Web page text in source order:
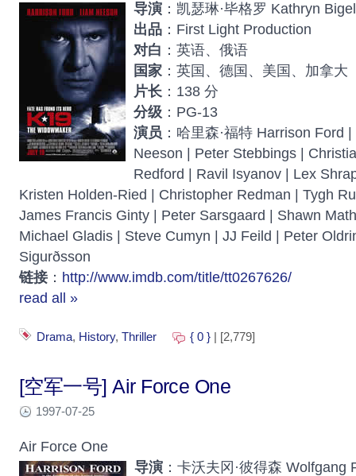
导演 ：凯瑟琳·毕格罗 Kathryn
出品 ：First Light Production
对白 ：英语、俄语
国家 ：英国、德国、美国、加拿大
片长 ：138 分
分级 ：PG-13
演员 ：哈里森·福特 Harrison Ford
Neeson | Peter Stebbings |
Redford | Ravil Isyanov | Lex
Kristen Holden-Ried | Christopher Redman | Tygh
James Francis Ginty | Peter Sarsgaard | Shawn
Michael Gladis | Steve Cumyn | JJ Feild | Peter
Sigurðsson
链接 ： http://www.imdb.com/title/tt0267626/
read all »
Drama, History, Thriller { 0 } | [2,779]
[空军一号] Air Force One
1997-07-25
Air Force One
导演 ：卡沃夫冈·彼得森 Wolfgang